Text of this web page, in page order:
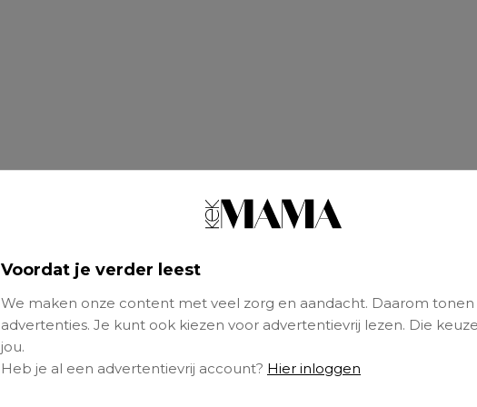
Voordat je verder leest
We maken onze content met veel zorg en aandacht. Daarom tonen
advertenties. Je kunt ook kiezen voor advertentievrij lezen. Die
jou.
Heb je al een advertentievrij account? Hier inloggen